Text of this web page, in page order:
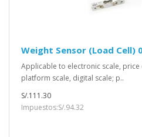
Weight Sensor (Load Cell)
Applicable to electronic scale,
platform scale, digital scale; p..
S/.111.30
Impuestos:S/.94.32